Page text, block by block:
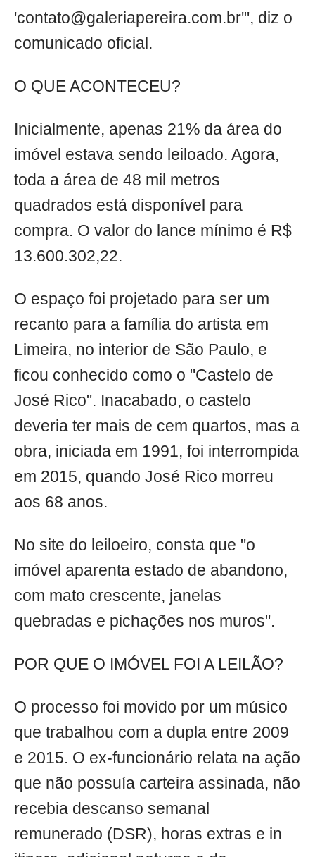
'contato@galeriapereira.com.br'", diz o
comunicado oficial.
O QUE ACONTECEU?
Inicialmente, apenas 21% da área do
imóvel estava sendo leiloado. Agora,
toda a área de 48 mil metros
quadrados está disponível para
compra. O valor do lance mínimo é R$
13.600.302,22.
O espaço foi projetado para ser um
recanto para a família do artista em
Limeira, no interior de São Paulo, e
ficou conhecido como o "Castelo de
José Rico". Inacabado, o castelo
deveria ter mais de cem quartos, mas a
obra, iniciada em 1991, foi interrompida
em 2015, quando José Rico morreu
aos 68 anos.
No site do leiloeiro, consta que "o
imóvel aparenta estado de abandono,
com mato crescente, janelas
quebradas e pichações nos muros".
POR QUE O IMÓVEL FOI A LEILÃO?
O processo foi movido por um músico
que trabalhou com a dupla entre 2009
e 2015. O ex-funcionário relata na ação
que não possuía carteira assinada, não
recebia descanso semanal
remunerado (DSR), horas extras e in